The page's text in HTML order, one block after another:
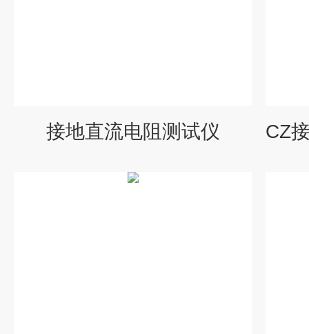
接地直流电阻测试仪